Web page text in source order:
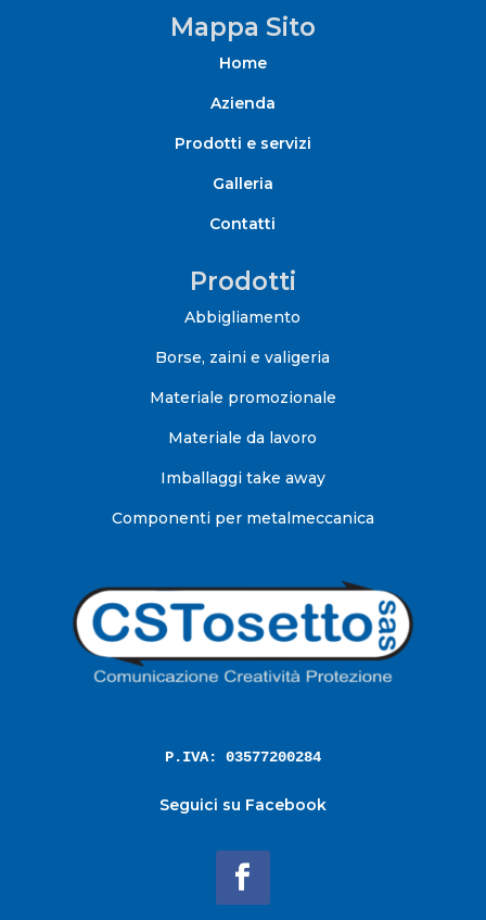
Mappa Sito
Home
Azienda
Prodotti e servizi
Galleria
Contatti
Prodotti
Abbigliamento
Borse, zaini e valigeria
Materiale promozionale
Materiale da lavoro
Imballaggi take away
Componenti per metalmeccanica
P.IVA: 03577200284
Seguici su Facebook